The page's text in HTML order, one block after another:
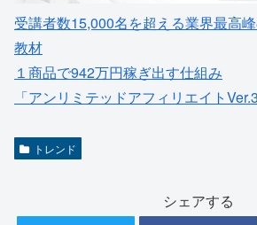
受講者数15,000名を超える業界最高
教材
１商品で942万円稼ぎ出す仕組み
「アンリミテッドアフィリエイト
トレンド
シェアする